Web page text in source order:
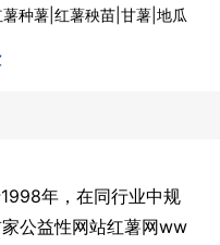
种薯|红薯秧苗|甘薯|地瓜
年，在同行业中规
公益性网站红薯网ww